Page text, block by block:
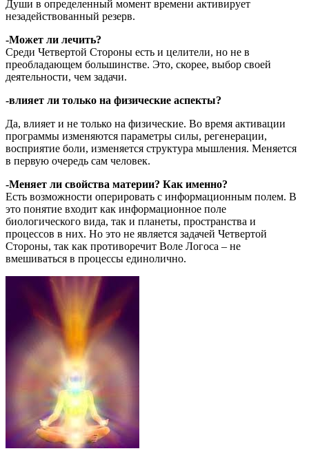
Души в определенный момент времени активирует
незадействованный резерв.
-Может ли лечить?
Среди Четвертой Стороны есть и целители, но не в
преобладающем большинстве. Это, скорее, выбор своей
деятельности, чем задачи.
-влияет ли только на физические аспекты?
Да, влияет и не только на физические. Во время активации
программы изменяются параметры силы, регенерации,
восприятие боли, изменяется структура мышления. Меняется
в первую очередь сам человек.
-Меняет ли свойства материи? Как именно?
Есть возможности оперировать с информационным полем. В
это понятие входит как информационное поле
биологического вида, так и планеты, пространства и
процессов в них. Но это не является задачей Четвертой
Стороны, так как противоречит Воле Логоса – не
вмешиваться в процессы единолично.